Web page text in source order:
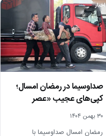
اخبار
صداوسیما در رمضان امسال؛
کپی‌های عجیب «عصر
جدید» و «ماه عسل» با…۳۰ بهمن ۱۴۰۴
رمضان امسال صداوسیما با